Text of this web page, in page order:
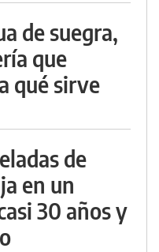
de suegra,
que
qué sirve
de
en un
30 años y